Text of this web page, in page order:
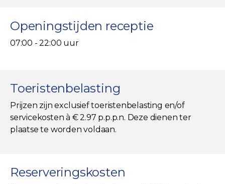
Openingstijden receptie
07:00 - 22:00 uur
Toeristenbelasting
Prijzen zijn exclusief toeristenbelasting en/of
servicekosten à € 2.97 p.p.p.n. Deze dienen ter
plaatse te worden voldaan.
Reserveringskosten